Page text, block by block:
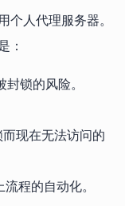
个人代理服务器。
：
锁的风险。
现在无法访问的
程的自动化。